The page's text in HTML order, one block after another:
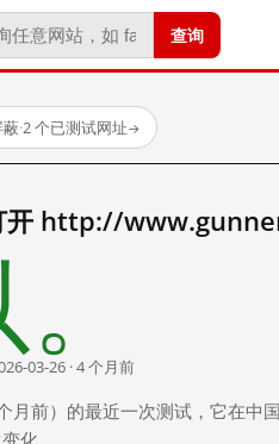
查询
蔽·2 个已测试网址→
开 http://
03-26 · 4 个月前
月前）的最近一次测试，它在中
化。